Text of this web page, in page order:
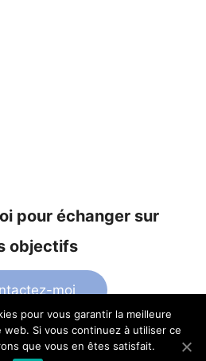
pour échanger sur
objectifs
moi
pour vous garantir la meilleure
Si vous continuez à utiliser ce
que vous en êtes satisfait.